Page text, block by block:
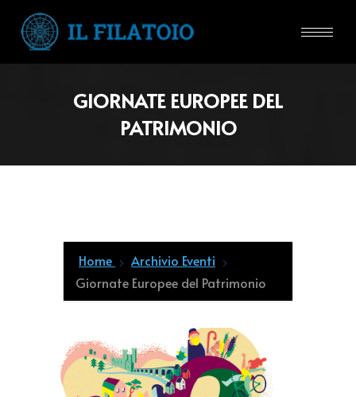
GIORNATE EUROPEE DEL
PATRIMONIO
Home
Archivio Eventi
Giornate Europee del Patrimonio